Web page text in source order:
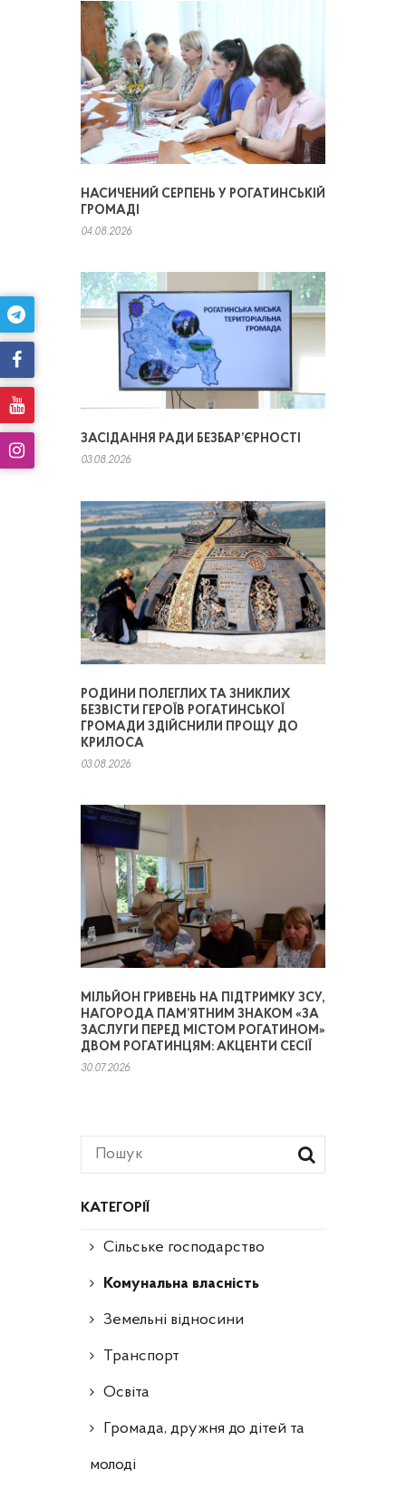
КАТЕГОРІЇ
Сільське господарство
Комунальна власність
Земельні відносини
Транспорт
Освіта
Громада, дружня до дітей та
молоді
НАСИЧЕНИЙ СЕРПЕНЬ У РОГАТИНСЬКІЙ
ГРОМАДІ
04.08.2026
ЗАСІДАННЯ РАДИ БЕЗБАР’ЄРНОСТІ
03.08.2026
РОДИНИ ПОЛЕГЛИХ ТА ЗНИКЛИХ
БЕЗВІСТИ ГЕРОЇВ РОГАТИНСЬКОЇ
ГРОМАДИ ЗДІЙСНИЛИ ПРОЩУ ДО
КРИЛОСА
03.08.2026
МІЛЬЙОН ГРИВЕНЬ НА ПІДТРИМКУ ЗСУ,
НАГОРОДА ПАМ’ЯТНИМ ЗНАКОМ «ЗА
ЗАСЛУГИ ПЕРЕД МІСТОМ РОГАТИНОМ»
ДВОМ РОГАТИНЦЯМ: АКЦЕНТИ СЕСІЇ
30.07.2026